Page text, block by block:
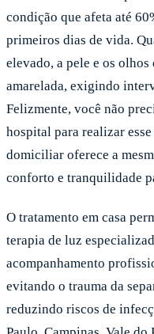
condição que afeta até
primeiros dias de vida.
elevado, a pele e os
amarelada, exigindo
Felizmente, você não
hospital para realizar
domiciliar oferece a
conforto e tranquilidade
O tratamento em casa
terapia de luz
acompanhamento
evitando o trauma da
reduzindo riscos de